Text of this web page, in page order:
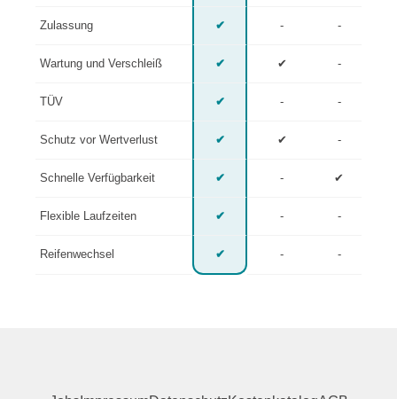
Zulassung ✔ - -
Wartung und Verschleiß ✔ ✔ -
TÜV ✔ - -
Schutz vor Wertverlust ✔ ✔ -
Schnelle Verfügbarkeit ✔ - ✔
Flexible Laufzeiten ✔ - -
Reifenwechsel ✔ - -